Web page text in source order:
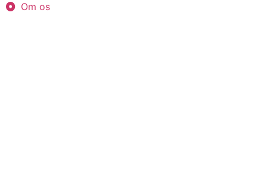
Om os